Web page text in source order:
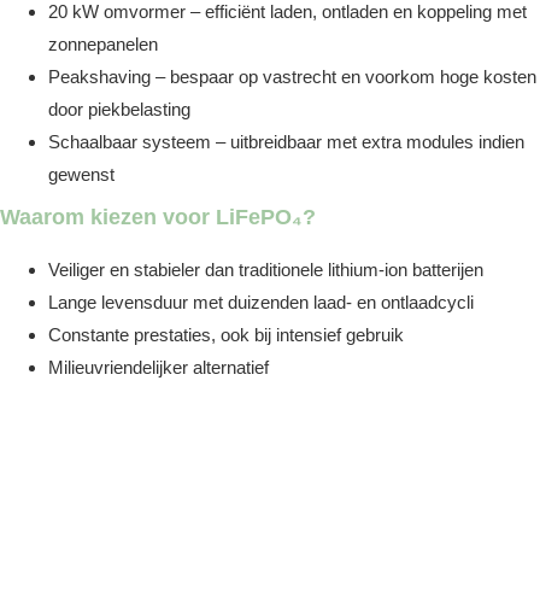
20 kW omvormer – efficiënt laden, ontladen en koppeling met
zonnepanelen
Peakshaving – bespaar op vastrecht en voorkom hoge kosten
door piekbelasting
Schaalbaar systeem – uitbreidbaar met extra modules indien
gewenst
Waarom kiezen voor LiFePO₄?
Veiliger en stabieler dan traditionele lithium-ion batterijen
Lange levensduur met duizenden laad- en ontlaadcycli
Constante prestaties, ook bij intensief gebruik
Milieuvriendelijker alternatief